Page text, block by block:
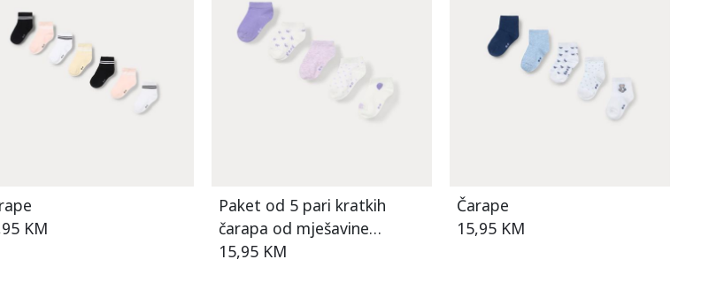
KM
Paket od 5 pari kratkih
čarapa od mješavine
pamuka za djevojčice
15,95 KM
Čarape
15,95 KM